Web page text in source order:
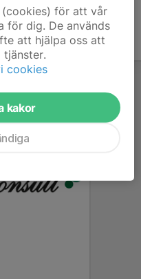
för att vår
för dig. De används
att hjälpa oss att
cookies
kakor